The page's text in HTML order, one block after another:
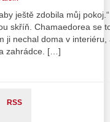
ještě zdobila můj
skříň. Chamaedorea se
ji nechal doma v
zahrádce. […]
RSS